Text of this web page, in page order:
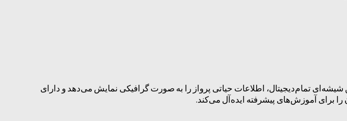
تمام‌دیجیتال، اطلاعات حیاتی پرواز را به صورت گرافیکی نمایش می‌دهد و دارای